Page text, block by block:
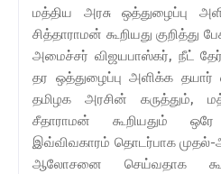
மத்திய அரசு ஒத்துழைப்பு
சித்தாராமன் கூறியது குறித்து
அமைச்சர் விஜயபாஸ்கர், நீட்
தர ஒத்துழைப்பு அளிக்க தயார்
தமிழக அரசின் கருத்தும்,
சீதாராமன் கூறியதும்
இவ்விவகாரம் தொடர்பாக முதல்-
ஆலோசனை செய்வதாக